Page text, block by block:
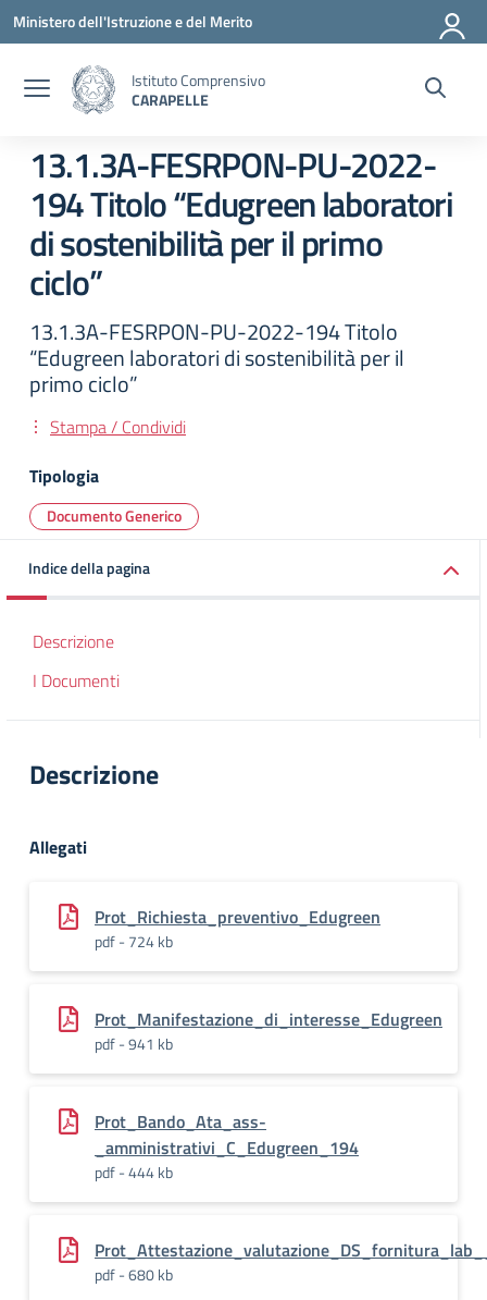
Vai ai contenuti
Vai al menu di navigazione
Vai al footer
Ministero dell'Istruzione e del Merito
Istituto Comprensivo
CARAPELLE
13.1.3A-FESRPON-PU-2022-
194 Titolo “Edugreen laboratori
di sostenibilità per il primo
ciclo”
13.1.3A-FESRPON-PU-2022-194 Titolo
“Edugreen laboratori di sostenibilità per il
primo ciclo”
Stampa / Condividi
Tipologia
Documento Generico
Indice della pagina
Descrizione
I Documenti
Descrizione
Allegati
Prot_Richiesta_preventivo_Edugreen
pdf - 724 kb
Prot_Manifestazione_di_interesse_Edugreen
pdf - 941 kb
Prot_Bando_Ata_ass-
_amministrativi_C_Edugreen_194
pdf - 444 kb
pdf - 680 kb